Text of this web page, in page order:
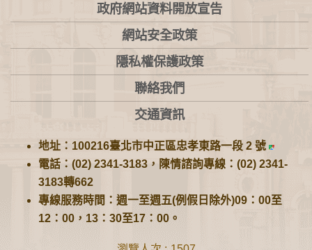
政府網站資料開放宣告
網站安全政策
隱私權保護政策
聯絡我們
交通資訊
地址：100216臺北市中正區忠孝東路一段 2 號
電話：(02) 2341-3183，陳情諮詢專線：(02) 2341-
3183轉662
專線服務時間：週一至週五(例假日除外)09：00至
12：00，13：30至17：00。